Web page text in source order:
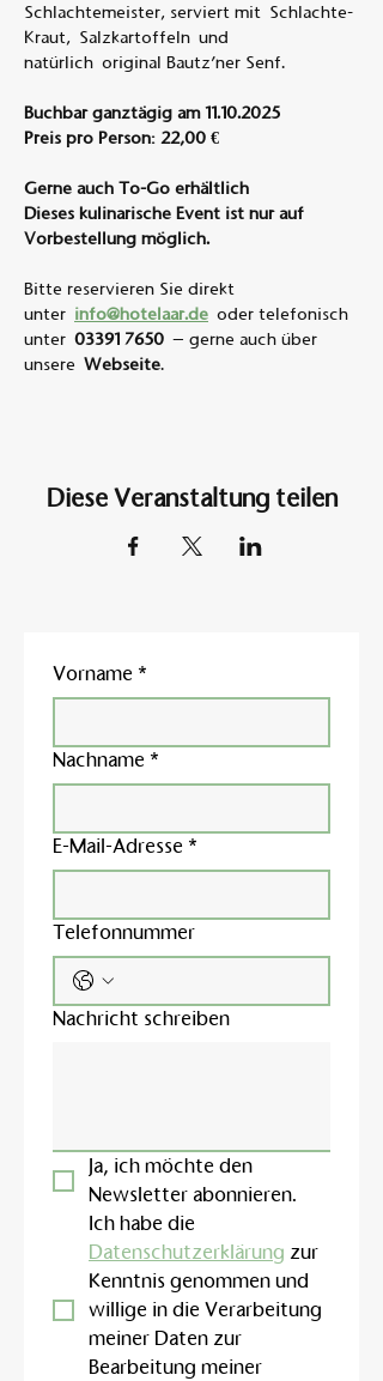
Schlachtemeister, serviert mit Schlachte-
Kraut, Salzkartoffeln und
natürlich original Bautz’ner Senf.
Buchbar ganztägig am 11.10.2025
Preis pro Person: 22,00 €
Gerne auch To-Go erhältlich
Dieses kulinarische Event ist nur auf
Vorbestellung möglich.
Bitte reservieren Sie direkt
unter info@hotelaar.de oder telefonisch
unter 03391 7650 – gerne auch über
unsere Webseite.
Diese Veranstaltung teilen
Vorname *
Nachname *
E-Mail-Adresse *
Telefonnummer
Nachricht schreiben
Ja, ich möchte den
Newsletter abonnieren.
Datenschutzerklärung zur
Kenntnis genommen und
willige in die Verarbeitung
meiner Daten zur
Bearbeitung meiner